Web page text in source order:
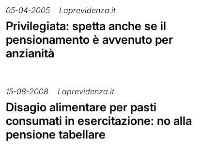
05-04-2005 Laprevidenza.it
Privilegiata: spetta anche se il
pensionamento è avvenuto per
anzianità
15-08-2008 Laprevidenza.it
Disagio alimentare per pasti
consumati in esercitazione: no alla
pensione tabellare